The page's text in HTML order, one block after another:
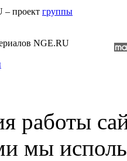
– проект группы
NGE.RU
работы
мы